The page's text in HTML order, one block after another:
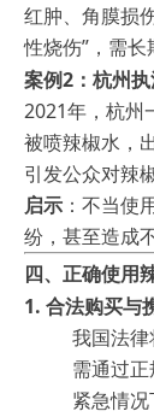
红肿、角膜损
性烧伤”，需长
案例2：杭州
2021年，杭州
被喷辣椒水，
引发公众对辣
启示 ：不当使
纷，甚至造成
四、正确使用
1. 合法购买与
我国法
需通过
紧急情况